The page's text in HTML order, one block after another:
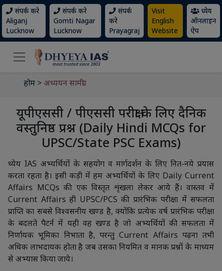
संपर्क करे
Aliganj
Lucknow
संपर्क करे
Gomti Nagar
Lucknow
संपर्क
करे
Prayagraj
Visit
English
Website
ध्येय
ऑनलाइन
ऐप
होम > अध्ययन सामग्री
यूपीएससी / पीएससी परीक्षा के लिए दैनिक
वस्तुनिष्ठ प्रश्न (Daily Hindi MCQs for
UPSC/State PSC Exams)
ध्येय IAS अभ्यर्थियों के सहयोग व मार्गदर्शन के लिए नित-नये प्रयास
करता रहता है। इसी कड़ी में हम अभ्यर्थियों के लिए Daily Current
Affairs MCQs की एक विस्तृत शृंखला लेकर आये हैं। वास्तव में
Current Affairs ही UPSC/PCS की प्रारंभिक परीक्षा में सफलता
प्राप्ति का सबसे विश्वसनीय खण्ड है, क्योंकि प्रत्येक वर्ष प्रारंभिक परीक्षा
के बदलते पैटर्न में यही वह खण्ड है जो अभ्यर्थियों की सफलता में
निर्णायक भूमिका निभाता है, परन्तु Current Affairs पढ़ना तभी
अधिक लाभदायक होता है जब उसका नियमित व मानक प्रश्नों के माध्यम
से अभ्यास किया जाये।